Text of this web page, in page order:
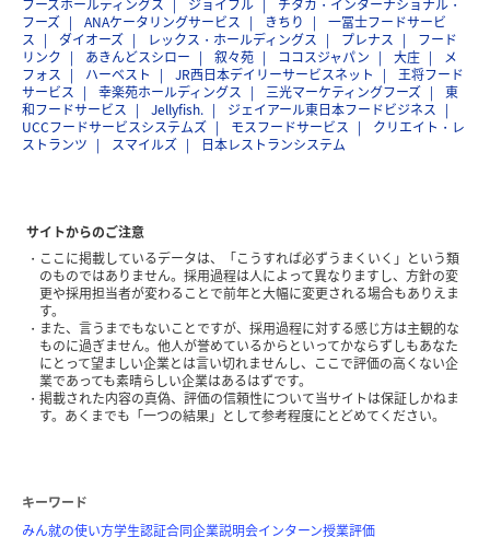
フーズホールディングス
ジョイフル
チタカ・インターナショナル・
フーズ
ANAケータリングサービス きちり
一冨士フードサービ
ス
ダイオーズ レックス・ホールディングス プレナス
フード
リンク
あきんどスシロー 叙々苑 ココスジャパン 大庄
メ
フォス
ハーベスト JR西日本デイリーサービスネット
王将フード
サービス
幸楽苑ホールディングス 三光マーケティングフーズ
東
和フードサービス
Jellyfish.
ジェイアール東日本フードビジネス
UCCフードサービスシステムズ
モスフードサービス
クリエイト・レ
ストランツ
スマイルズ 日本レストランシステム
サイトからのご注意
ここに掲載しているデータは、「こうすれば必ずうまくいく」という類
のものではありません。採用過程は人によって異なりますし、方針の変
更や採用担当者が変わることで前年と大幅に変更される場合もありえま
す。
また、言うまでもないことですが、採用過程に対する感じ方は主観的な
ものに過ぎません。他人が誉めているからといってかならずしもあなた
にとって望ましい企業とは言い切れませんし、ここで評価の高くない企
業であっても素晴らしい企業はあるはずです。
掲載された内容の真偽、評価の信頼性について当サイトは保証しかねま
す。あくまでも「一つの結果」として参考程度にとどめてください。
キーワード
みん就の使い方学生認証合同企業説明会インターン授業評価